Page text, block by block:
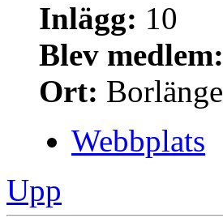
Inlägg: 10
Blev medlem:
Ort: Borlänge
Webbplats
Upp